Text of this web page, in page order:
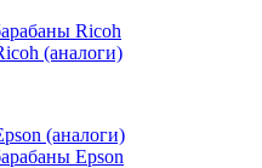
Ricoh
(аналоги)
(аналоги)
Epson